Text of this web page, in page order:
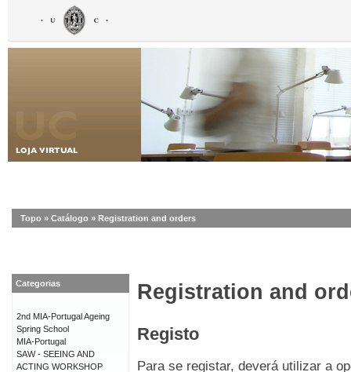
Topo » Catálogo » Registration and orders
Registration and
Registo
Para se registar, deverá utilizar a
Categorias
2nd MIA-Portugal Ageing
Spring School
MIA-Portugal
SAW - SEEING AND
ACTING WORKSHOP